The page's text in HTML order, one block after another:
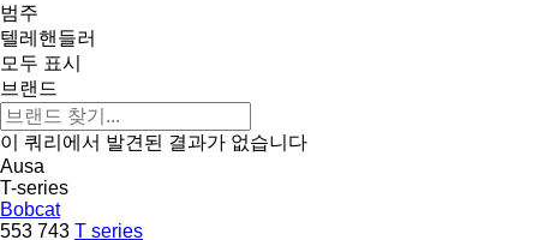
범주
텔레핸들러
모두 표시
브랜드
이 쿼리에서 발견된 결과가 없습니다
Ausa
T-series
Bobcat
553 743 T series